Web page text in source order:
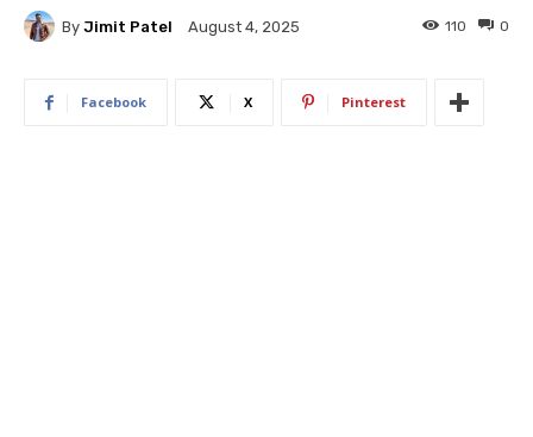
By Jimit Patel August 4, 2025 0
110
Facebook X Pinterest